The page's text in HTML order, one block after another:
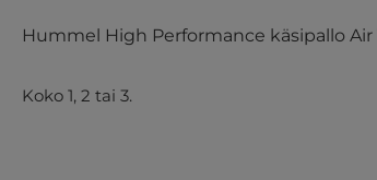
Hummel High Performance käsipallo Air
Koko 1, 2 tai 3.